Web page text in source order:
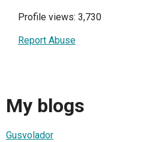
Profile views: 3,730
Report Abuse
My blogs
Gusvolador